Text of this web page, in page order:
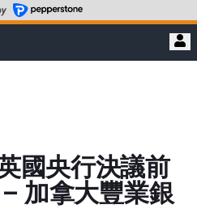
國央行決議前
加拿大豐業銀